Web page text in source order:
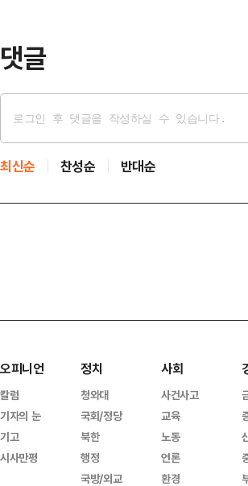
댓글
최신순 찬성순 반대순
오피니언
칼럼
기자의 눈
기고
시사만평
정치
청와대
국회/정당
북한
행정
국방/외교
사회
사건사고
교육
노동
언론
환경